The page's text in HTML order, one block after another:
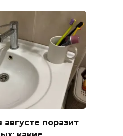
августе поразит
какие